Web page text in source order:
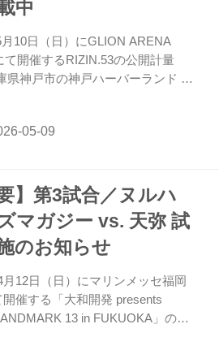
、本日行われた...
中
10日（日）にGLION ARENA
て開催するRIZIN.53の公開計量
県神戸市の神戸ハーバーランド ス
そして公開計量を観覧しに来たフ
つめる中、フェイスオフが行われ
前に必ずチェックしよう！
公開計量（YouTube） 第11試合／
タイトルマッチ イルホム・ノジモ
イス・グスタボ 第11試合／ライト
グスタボ6 RIZIN ...
要】第3試合／ヌルハ
マガジー vs. 天弥 試
のお知らせ
月12日（日）にマリンメッセ福岡
開催する「大和開発 presents
13 in FUKUOKA」の第
り決定いたしましたのでお知らせ